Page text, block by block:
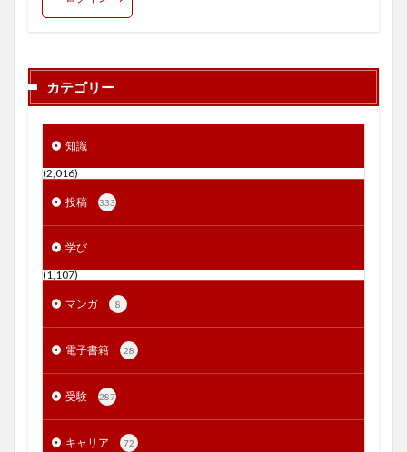
カテゴリー
知識
(2,016)
投稿 333
学び
(1,107)
マンガ 8
電子書籍 28
受験 287
キャリア 72